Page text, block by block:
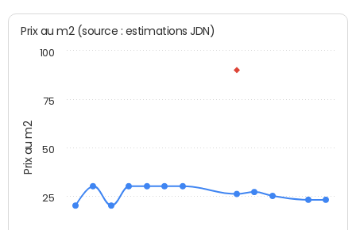
Prix au m2
Prix au m2 (source : estimations JDN)
100
25
50
75